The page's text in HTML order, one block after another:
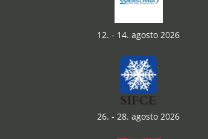
12. - 14. agosto 2026
26. - 28. agosto 2026